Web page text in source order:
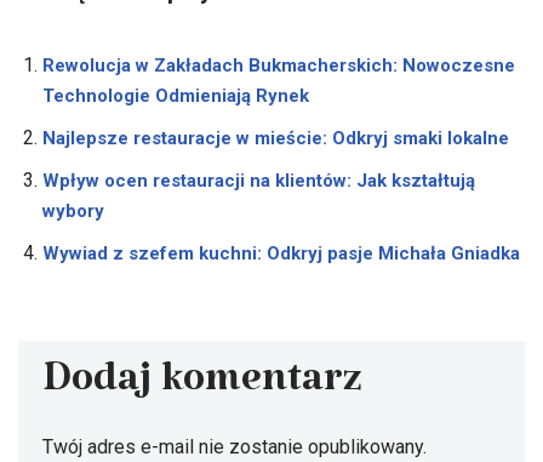
Rewolucja w Zakładach Bukmacherskich: Nowoczesne
Technologie Odmieniają Rynek
Najlepsze restauracje w mieście: Odkryj smaki lokalne
Wpływ ocen restauracji na klientów: Jak kształtują
wybory
Wywiad z szefem kuchni: Odkryj pasje Michała Gniadka
Dodaj komentarz
Twój adres e-mail nie zostanie opublikowany.